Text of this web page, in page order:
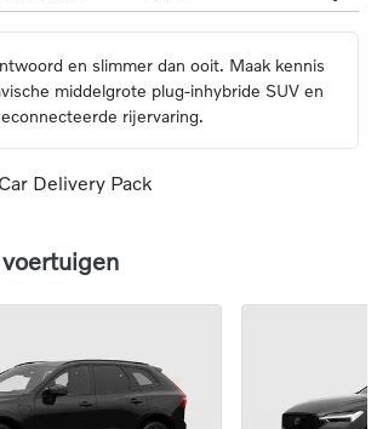
en slimmer dan ooit. Maak kennis
middelgrote plug-inhybride SUV en
rijervaring.
Delivery Pack